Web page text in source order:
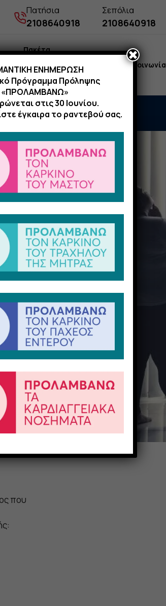
Πατήσια
2108640918
Σεπόλια
2108640918
Πακέτα
Εξετάσεων
Επικοινωνία
τακτικά
την
που
ΕΝΗΜΕΡΩΣΗ
Πρόγραμμα Πρόληψης
«ΠΡΟΛΑΜΒΑΝΩ»
στις 30 Ιουνίου.
έγκαιρα το ραντεβού σας.
✖